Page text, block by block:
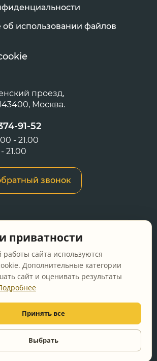
консультация
использовании файлов
проезд,
Москва.
91-52
- 21.00
21.00
звонок
характер и не
офертой, определяемой
Статьи 437 ГК РФ.
заказа уточняйте
у менеджера по телефону.
Vanna-ya.ru - мебель для ванной
права защищены
приватности
работы сайта используются
Дополнительные категории
сайт и оценивать результаты
Принять все
Выбрать